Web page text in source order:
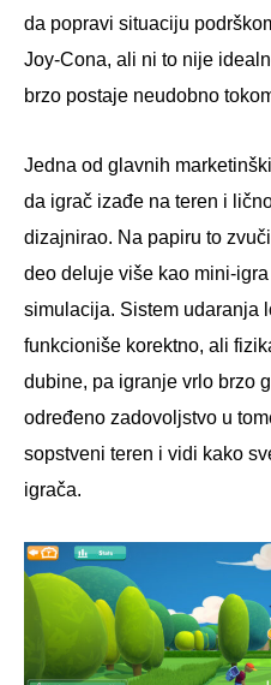
da popravi situaciju
Joy-Cona, ali ni to nije
brzo postaje neudobno
Jedna od glavnih
da igrač izađe na teren i
dizajnirao. Na papiru to
deo deluje više kao mini-
simulacija. Sistem udaranja
funkcioniše korektno, ali
dubine, pa igranje vrlo brzo
određeno zadovoljstvo u
sopstveni teren i vidi kako
igrača.